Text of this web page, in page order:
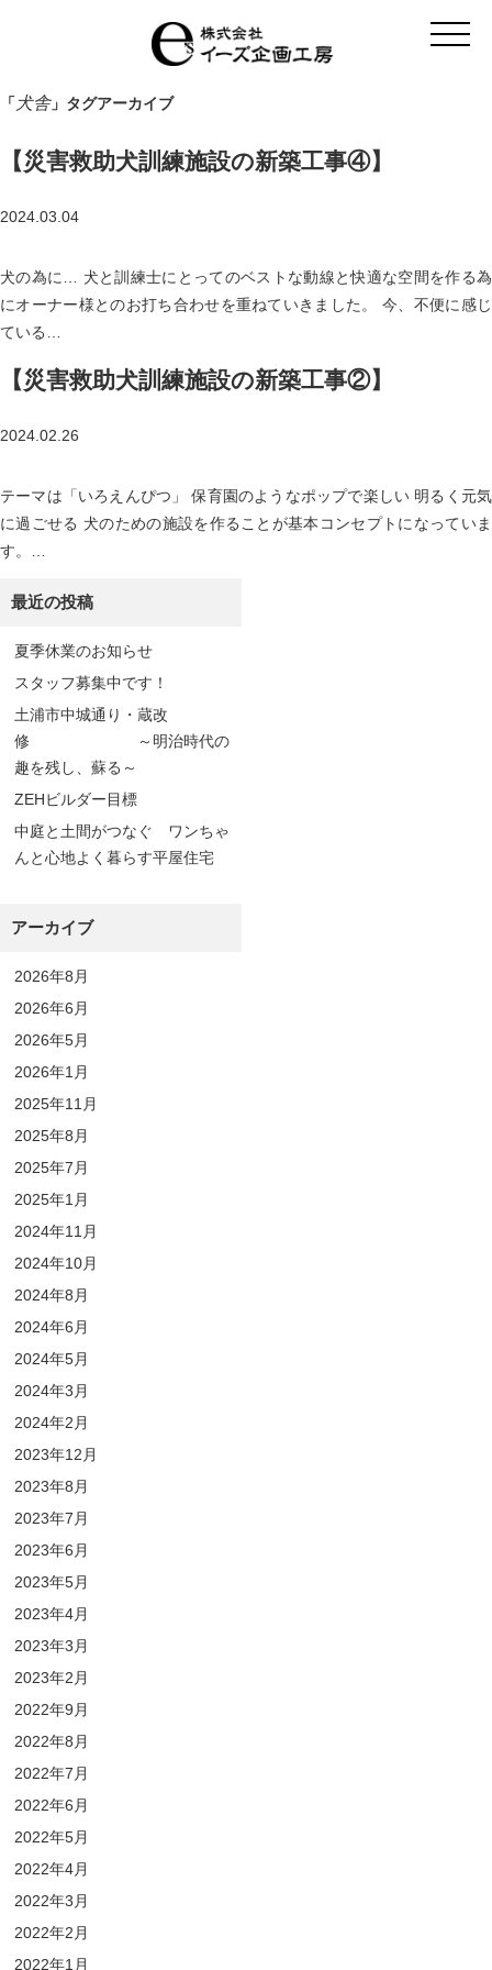
t
o
n
「犬舎」タグアーカイブ
【災害救助犬訓練施設の新築工事④】
2024.03.04
犬の為に… 犬と訓練士にとってのベストな動線と快適な空間を作る為
にオーナー様とのお打ち合わせを重ねていきました。 今、不便に感じ
ている…
【災害救助犬訓練施設の新築工事②】
2024.02.26
テーマは「いろえんぴつ」 保育園のようなポップで楽しい 明るく元気
に過ごせる 犬のための施設を作ることが基本コンセプトになっていま
す。…
最近の投稿
夏季休業のお知らせ
スタッフ募集中です！
土浦市中城通り・蔵改
修 ～明治時代の
趣を残し、蘇る～
ZEHビルダー目標
中庭と土間がつなぐ ワンちゃ
んと心地よく暮らす平屋住宅
アーカイブ
2026年8月
2026年6月
2026年5月
2026年1月
2025年11月
2025年8月
2025年7月
2025年1月
2024年11月
2024年10月
2024年8月
2024年6月
2024年5月
2024年3月
2024年2月
2023年12月
2023年8月
2023年7月
2023年6月
2023年5月
2023年4月
2023年3月
2023年2月
2022年9月
2022年8月
2022年7月
2022年6月
2022年5月
2022年4月
2022年3月
2022年2月
2022年1月